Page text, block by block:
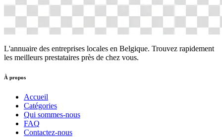
L'annuaire des entreprises locales en Belgique. Trouvez rapidement
les meilleurs prestataires près de chez vous.
À propos
Accueil
Catégories
Qui sommes-nous
FAQ
Contactez-nous